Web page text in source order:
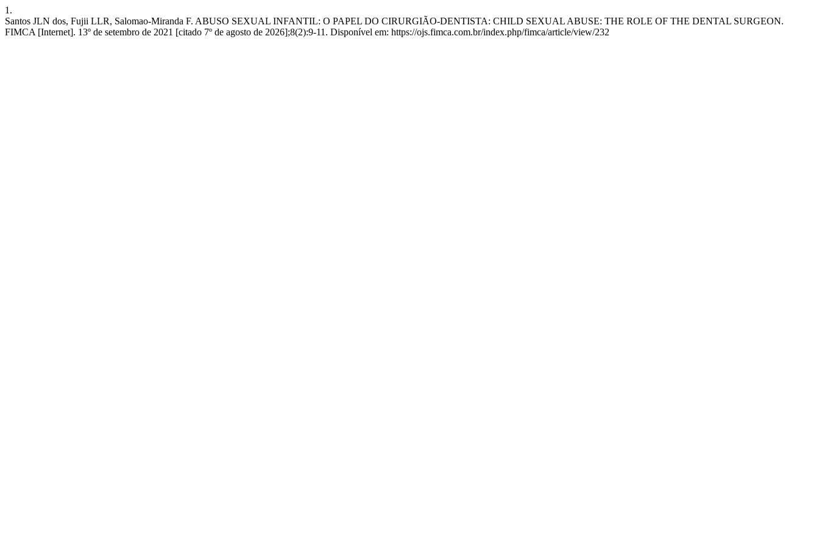
1.
Santos JLN dos, Fujii LLR, Salomao-Miranda F. ABUSO SEXUAL INFANTIL: O PAPEL DO CIRURGIÃO-DENTISTA: CHILD SEXUAL ABUSE: THE ROLE OF THE DENTAL SURGEON.
FIMCA [Internet]. 13º de setembro de 2021 [citado 7º de agosto de 2026];8(2):9-11. Disponível em: https://ojs.fimca.com.br/index.php/fimca/article/view/232